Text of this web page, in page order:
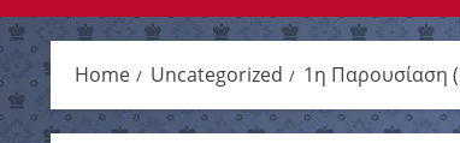
Home Uncategorized 1η Παρουσίαση